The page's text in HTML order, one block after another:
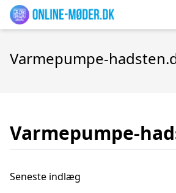
Varmepumpe-
Varmepumpe-
Seneste indlæg